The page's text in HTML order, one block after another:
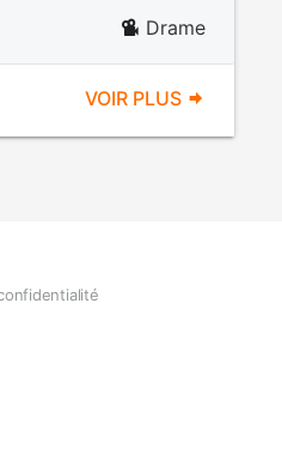
Drame
VOIR PLUS